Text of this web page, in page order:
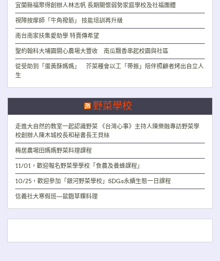
宜蘭縣福聚得創辦人林志帆 長期關懷弱勢家庭學校及社福團體
視障按摩師「牛角撥筋」 技能培訓再升級
南台南家扶集愛助學 特賣傳希望
聖約翰科大埔園開心農場大豐收 南瓜飄香串起校園與社區
從受助到「蛋黃酥媽媽」 芥菜種會以工「帶振」陪伴照顧者烤出自立人
生
野菜學校
走進大自然的教室一起認識野菜 《台灣心事》主持人陳樂融專訪野菜學
校創辦人陳木城校長和秘書長王貝絲
梅居農場田媽媽野菜料理課程
11/01，歡迎報名野菜學學校「食農及養蜂課程」
10/25，歡迎參加「銀河野菜學校」SDGs永續生態一日課程
信義社大寒假班—鼠麴草粿料理